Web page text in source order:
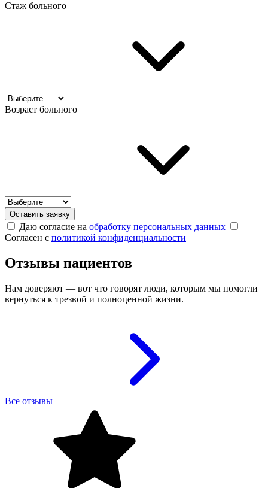
Стаж больного
Возраст больного
Оставить заявку
Даю согласие на обработку персональных данных
Согласен с политикой конфиденциальности
Отзывы пациентов
Нам доверяют — вот что говорят люди, которым мы помогли
вернуться к трезвой и полноценной жизни.
Все отзывы